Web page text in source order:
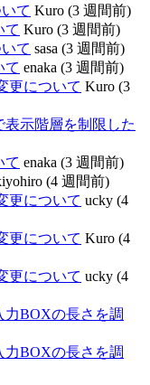
て Kuro (3 週間前)
て Kuro (3 週間前)
て sasa (3 週間前)
て enaka (3 週間前)
更について Kuro (3
示階層を制限した
て enaka (3 週間前)
(4 週間前)
更について ucky (4
更について Kuro (4
更について ucky (4
力BOXの長さを調
力BOXの長さを調